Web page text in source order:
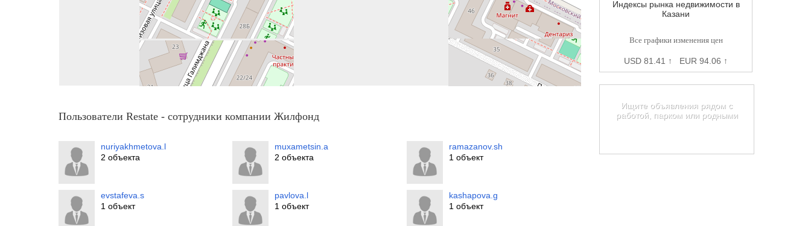
Пользователи Restate - сотрудники компании Жилфонд
nuriyakhmetova.l
2 объекта
muxametsin.a
2 объекта
ramazanov.sh
1 объект
evstafeva.s
1 объект
pavlova.l
1 объект
kashapova.g
1 объект
Индексы рынка недвижимости в
Казани
Все графики изменения цен
USD 81.41 ↑ EUR 94.06 ↑
Ищите объявления рядом с
работой, парком или родными